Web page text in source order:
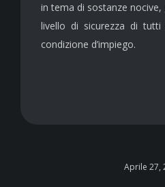
in tema di sostanze
livello di sicurezza di
condizione d’impiego.
Aprile 27,